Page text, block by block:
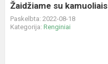
Žaidžiame su kamuoliais
Paskelbta: 2022-08-18
Kategorija: Renginiai